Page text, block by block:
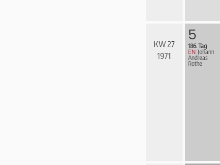
KW 27
1971
5
186. Tag
EN: Johann
Andreas
Rothe